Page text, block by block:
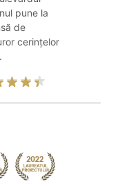
pune la
de
cerințelor